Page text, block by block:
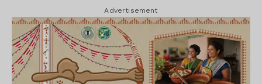
Advertisement